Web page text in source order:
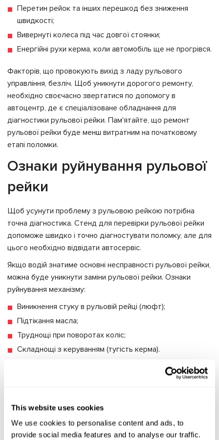
This website uses cookies
We use cookies to personalise content and ads, to
provide social media features and to analyse our traffic.
Перетин рейок та інших перешкод без зниження
швидкості;
Вивернуті колеса під час довгої стоянки;
Енергійні рухи керма, коли автомобіль ще не прогрівся.
Факторів, що провокують вихід з ладу рульового
управління, безліч. Щоб уникнути дорогого ремонту,
необхідно своєчасно звертатися по допомогу в
автоцентр, де є спеціалізоване обладнання для
діагностики рульової рейки. Пам'ятайте, що ремонт
рульової рейки буде менш витратним на початковому
етапі поломки.
Ознаки руйнування рульової
рейки
Щоб усунути проблему з рульовою рейкою потрібна
точна діагностика. Стенд для перевірки рульової рейки
допоможе швидко і точно діагностувати поломку, але для
цього необхідно відвідати автосервіс.
Якщо водій знатиме основні несправності рульової рейки,
можна буде уникнути заміни рульової рейки. Ознаки
руйнування механізму:
Виникнення стуку в рульовій рейці (люфт);
Підтікання масла;
Труднощі при поворотах коліс;
Складнощі з керуванням (тугість керма).
Щоб протестувати рульову рейку потрібна допомога
можна, тоді рейка змінюється на нову. Діагностика насоса
ГУР проводиться на стенді MSG Equipment, якщо є
підозри в несправності гідропідсилювача. Запам'ятайте,